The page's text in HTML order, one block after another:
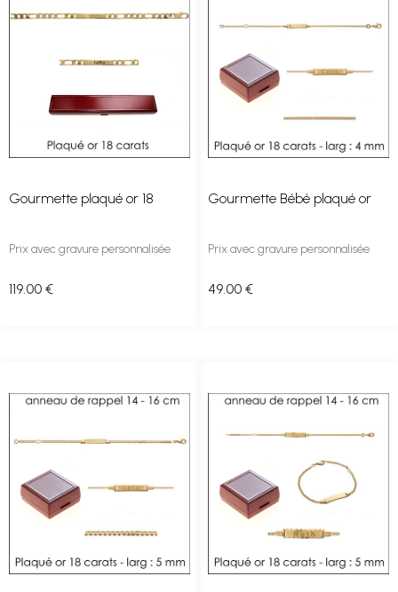
Gourmette plaqué or 18
Prix avec gravure personnalisée
119.00 €
Gourmette Bébé plaqué or
Prix avec gravure personnalisée
49.00 €